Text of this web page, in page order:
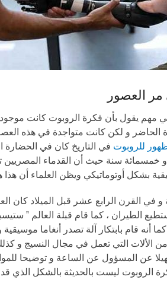
العصور
مهم يقول بأن فكرة الروبوت كانت
الحاضر و لكن كانت متواجدة في هذه
للروبوت في التاريخ كان في الحضارة
خمسمائة سنة حيث أن القدماء المصريين
بشكل أوتوماتيكي ويظن العلماء أن
و في القرن الرابع عشر قبل الميلاد كان
الطيران ، كما قام قبلة العالم ”
أنه قام بابتكار آلة تصدر أنغاما
من الألات التي تعمل في مجال النسيج و
عن المسؤول عن الساعة و توضيحا
الروبوت ليست بالحديثة بالشكل الذي